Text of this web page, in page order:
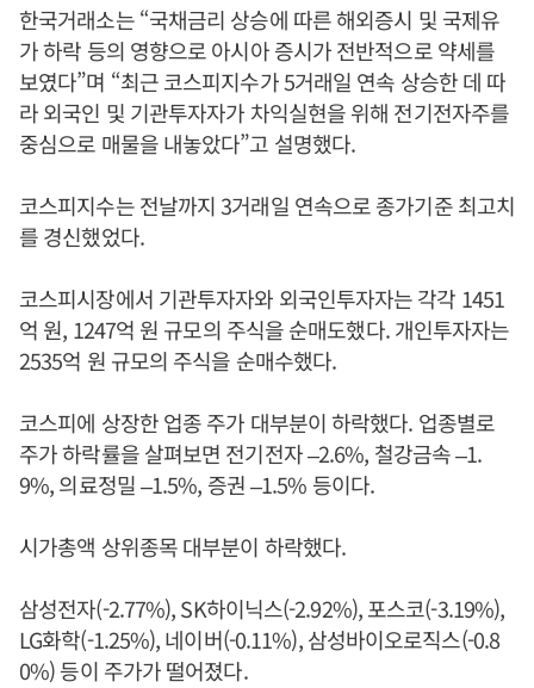
한국거래소는 “국채금리 상승에 따른 해외증시 및 국제유
가 하락 등의 영향으로 아시아 증시가 전반적으로 약세를
보였다”며 “최근 코스피지수가 5거래일 연속 상승한 데 따
라 외국인 및 기관투자자가 차익실현을 위해 전기전자주를
중심으로 매물을 내놓았다”고 설명했다.
코스피지수는 전날까지 3거래일 연속으로 종가기준 최고치
를 경신했었다.
코스피시장에서 기관투자자와 외국인투자자는 각각 1451
억 원, 1247억 원 규모의 주식을 순매도했다. 개인투자자는
2535억 원 규모의 주식을 순매수했다.
코스피에 상장한 업종 주가 대부분이 하락했다. 업종별로
주가 하락률을 살펴보면 전기전자 –2.6%, 철강금속 –1.
9%, 의료정밀 –1.5%, 증권 –1.5% 등이다.
시가총액 상위종목 대부분이 하락했다.
삼성전자(-2.77%), SK하이닉스(-2.92%), 포스코(-3.19%),
LG화학(-1.25%), 네이버(-0.11%), 삼성바이오로직스(-0.8
0%) 등이 주가가 떨어졌다.